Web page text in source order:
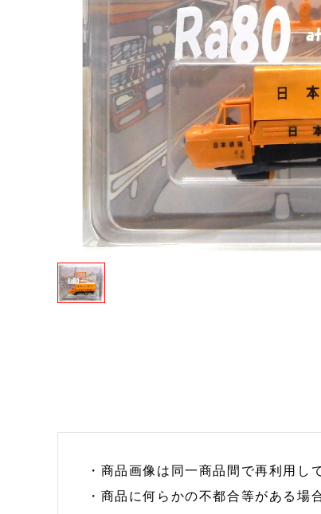
・商品画像は同一商品間で再利用し
・商品に何らかの不都合等がある場